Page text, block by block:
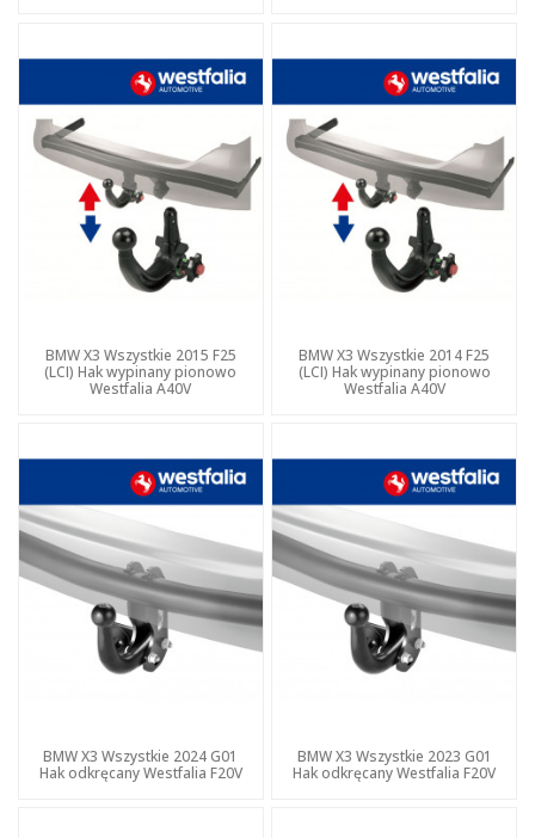
BMW X3 Wszystkie 2015 F25
(LCI) Hak wypinany pionowo
Westfalia A40V
BMW X3 Wszystkie 2014 F25
(LCI) Hak wypinany pionowo
Westfalia A40V
BMW X3 Wszystkie 2024 G01
Hak odkręcany Westfalia F20V
BMW X3 Wszystkie 2023 G01
Hak odkręcany Westfalia F20V